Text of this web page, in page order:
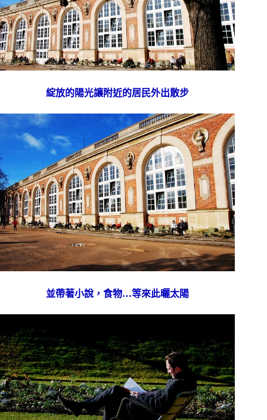
綻放的陽光讓附近的居民外出散步
並帶著小說，食物…等來此曬太陽